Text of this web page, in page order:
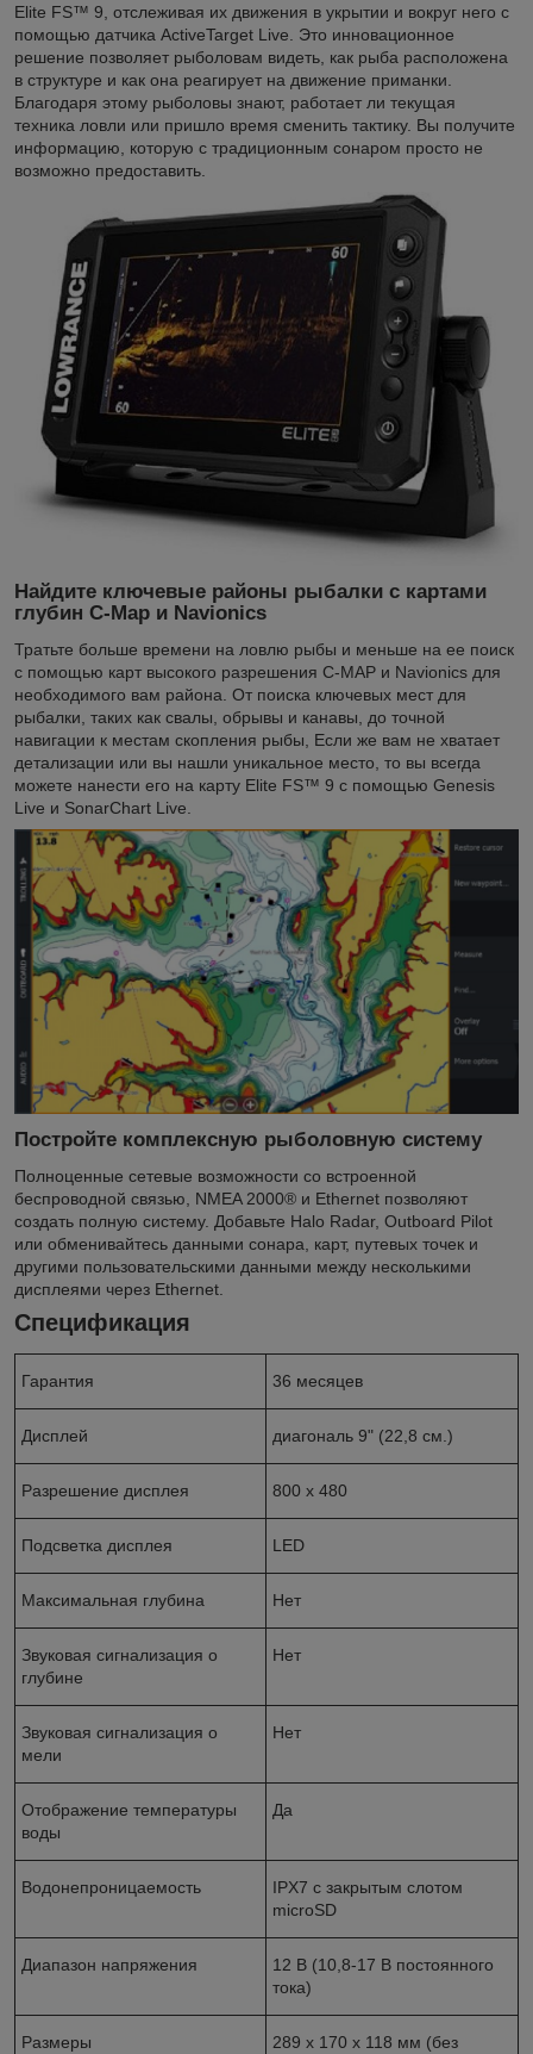
Elite FS™ 9, отслеживая их движения в укрытии и вокруг него с
помощью датчика ActiveTarget Live. Это инновационное
решение позволяет рыболовам видеть, как рыба расположена
в структуре и как она реагирует на движение приманки.
Благодаря этому рыболовы знают, работает ли текущая
техника ловли или пришло время сменить тактику. Вы получите
информацию, которую с традиционным сонаром просто не
возможно предоставить.
Найдите ключевые районы рыбалки с картами
глубин С-Map и Navionics
Тратьте больше времени на ловлю рыбы и меньше на ее поиск
с помощью карт высокого разрешения C-MAP и Navionics для
необходимого вам района. От поиска ключевых мест для
рыбалки, таких как свалы, обрывы и канавы, до точной
навигации к местам скопления рыбы, Если же вам не хватает
детализации или вы нашли уникальное место, то вы всегда
можете нанести его на карту Elite FS™ 9 с помощью Genesis
Live и SonarChart Live.
Постройте комплексную рыболовную систему
Полноценные сетевые возможности со встроенной
беспроводной связью, NMEA 2000® и Ethernet позволяют
создать полную систему. Добавьте Halo Radar, Outboard Pilot
или обменивайтесь данными сонара, карт, путевых точек и
другими пользовательскими данными между несколькими
дисплеями через Ethernet.
Спецификация
Гарантия 36 месяцев
Дисплей диагональ 9" (22,8 см.)
Разрешение дисплея 800 x 480
Подсветка дисплея LED
Максимальная глубина Нет
Звуковая сигнализация о
глубине
Нет
Звуковая сигнализация о
мели
Нет
Отображение температуры
воды
Да
Водонепроницаемость
IPX7 с закрытым слотом
microSD
Диапазон напряжения
12 В (10,8-17 В постоянного
тока)
Размеры
289 x 170 x 118 мм (без